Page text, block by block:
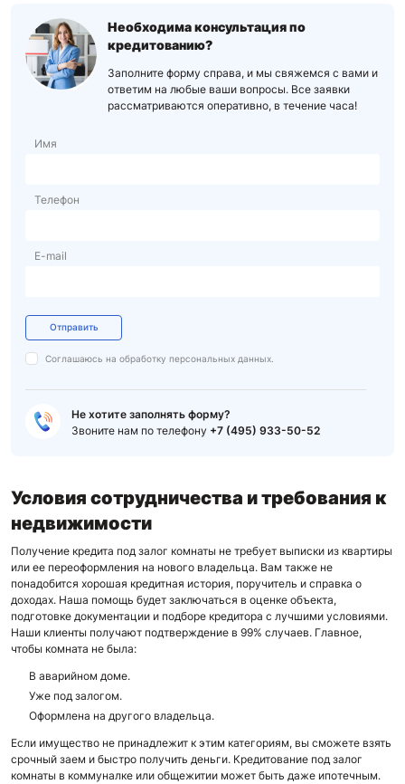
Необходима консультация по
кредитованию?
Заполните форму справа, и мы свяжемся с вами и
ответим на любые ваши вопросы. Все заявки
рассматриваются оперативно, в течение часа!
Не хотите заполнять форму?
Звоните нам по телефону +7 (495) 933-50-52
Имя
Телефон
E-mail
Отправить
Соглашаюсь на обработку персональных данных.
Условия сотрудничества и требования к
недвижимости
Получение кредита под залог комнаты не требует выписки из квартиры
или ее переоформления на нового владельца. Вам также не
понадобится хорошая кредитная история, поручитель и справка о
доходах. Наша помощь будет заключаться в оценке объекта,
подготовке документации и подборе кредитора с лучшими условиями.
Наши клиенты получают подтверждение в 99% случаев. Главное,
чтобы комната не была:
В аварийном доме.
Уже под залогом.
Оформлена на другого владельца.
Если имущество не принадлежит к этим категориям, вы сможете взять
срочный заем и быстро получить деньги. Кредитование под залог
комнаты в коммуналке или общежитии может быть даже ипотечным.